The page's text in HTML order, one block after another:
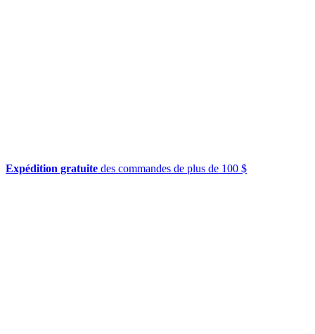
Expédition gratuite des commandes de plus de 100 $